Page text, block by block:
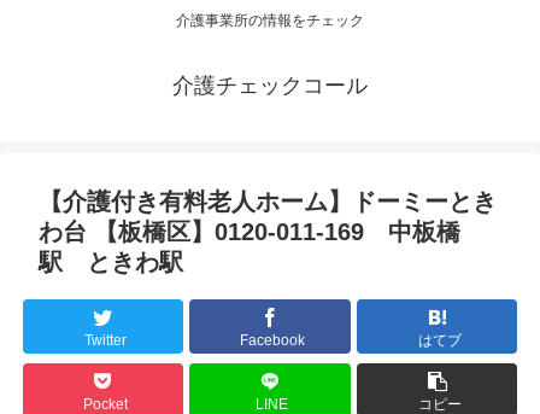
介護事業所の情報をチェック
介護チェックコール
【介護付き有料老人ホーム】ドーミーとき
わ台 【板橋区】0120-011-169 中板橋
駅 ときわ駅
Twitter Facebook はてブ
Pocket LINE コピー